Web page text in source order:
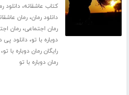
کتاب عاشقانه،دانلود
دانلود رمان،رمان
رمان اجتماعی،رمان
دوباره با تو،دانلود پی
رایگان رمان دوباره با تو
رمان دوباره با تو